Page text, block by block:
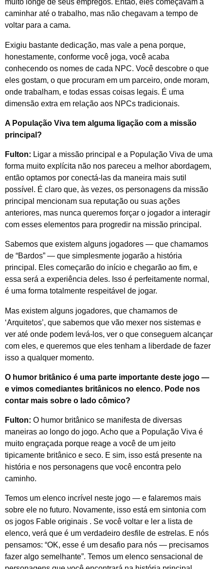
muito longe de seus empregos. Então, eles começavam a
caminhar até o trabalho, mas não chegavam a tempo de
voltar para a cama.
Exigiu bastante dedicação, mas vale a pena porque,
honestamente, conforme você joga, você acaba
conhecendo os nomes de cada NPC. Você descobre o que
eles gostam, o que procuram em um parceiro, onde moram,
onde trabalham, e todas essas coisas legais. É uma
dimensão extra em relação aos NPCs tradicionais.
A População Viva tem alguma ligação com a missão
principal?
Fulton: Ligar a missão principal e a População Viva de uma
forma muito explícita não nos pareceu a melhor abordagem,
então optamos por conectá-las da maneira mais sutil
possível. É claro que, às vezes, os personagens da missão
principal mencionam sua reputação ou suas ações
anteriores, mas nunca queremos forçar o jogador a interagir
com esses elementos para progredir na missão principal.
Sabemos que existem alguns jogadores — que chamamos
de “Bardos” — que simplesmente jogarão a história
principal. Eles começarão do início e chegarão ao fim, e
essa será a experiência deles. Isso é perfeitamente normal,
é uma forma totalmente respeitável de jogar.
Mas existem alguns jogadores, que chamamos de
‘Arquitetos’, que sabemos que vão mexer nos sistemas e
ver até onde podem levá-los, ver o que conseguem alcançar
com eles, e queremos que eles tenham a liberdade de fazer
isso a qualquer momento.
O humor britânico é uma parte importante deste jogo —
e vimos comediantes britânicos no elenco. Pode nos
contar mais sobre o lado cômico?
Fulton: O humor britânico se manifesta de diversas
maneiras ao longo do jogo. Acho que a População Viva é
muito engraçada porque reage a você de um jeito
tipicamente britânico e seco. E sim, isso está presente na
história e nos personagens que você encontra pelo
caminho.
Temos um elenco incrível neste jogo — e falaremos mais
sobre ele no futuro. Novamente, isso está em sintonia com
os jogos Fable originais . Se você voltar e ler a lista de
elenco, verá que é um verdadeiro desfile de estrelas. E nós
pensamos: “OK, esse é um desafio para nós — precisamos
fazer algo semelhante”. Temos um elenco sensacional de